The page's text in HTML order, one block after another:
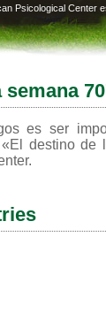
Psicological Center
es ser
destino de